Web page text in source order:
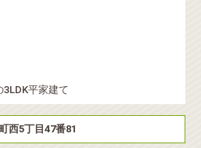
平家建て
西5丁目47番81